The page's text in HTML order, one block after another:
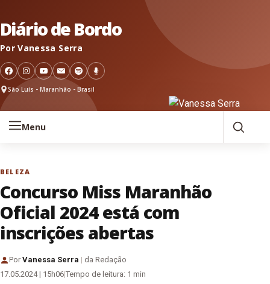
Diário de Bordo
Por Vanessa Serra
São Luís - Maranhão - Brasil
Menu
BELEZA
Concurso Miss Maranhão
Oficial 2024 está com
inscrições abertas
PorVanessa Serra | da Redação
17.05.2024 | 15h06|Tempo de leitura: 1 min